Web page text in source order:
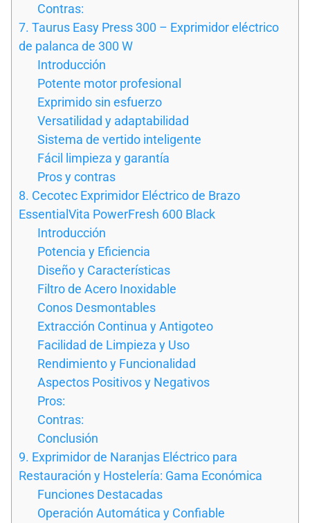
Contras:
7. Taurus Easy Press 300 – Exprimidor eléctrico
de palanca de 300 W
Introducción
Potente motor profesional
Exprimido sin esfuerzo
Versatilidad y adaptabilidad
Sistema de vertido inteligente
Fácil limpieza y garantía
Pros y contras
8. Cecotec Exprimidor Eléctrico de Brazo
EssentialVita PowerFresh 600 Black
Introducción
Potencia y Eficiencia
Diseño y Características
Filtro de Acero Inoxidable
Conos Desmontables
Extracción Continua y Antigoteo
Facilidad de Limpieza y Uso
Rendimiento y Funcionalidad
Aspectos Positivos y Negativos
Pros:
Contras:
Conclusión
9. Exprimidor de Naranjas Eléctrico para
Restauración y Hostelería: Gama Económica
Funciones Destacadas
Operación Automática y Confiable